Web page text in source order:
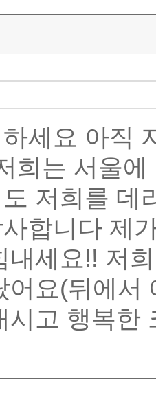
세요 아직
희는 서울
저희를
합니다 제
내세요!! 저
어요(뒤에서
시고 행복